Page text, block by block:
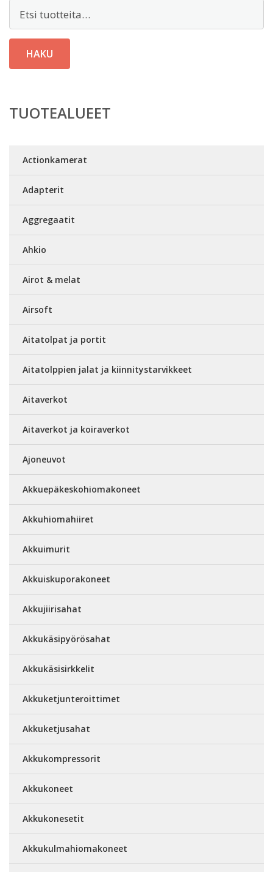
HAKU
TUOTEALUEET
Actionkamerat
Adapterit
Aggregaatit
Ahkio
Airot & melat
Airsoft
Aitatolpat ja portit
Aitatolppien jalat ja kiinnitystarvikkeet
Aitaverkot
Aitaverkot ja koiraverkot
Ajoneuvot
Akkuepäkeskohiomakoneet
Akkuhiomahiiret
Akkuimurit
Akkuiskuporakoneet
Akkujiirisahat
Akkukäsipyörösahat
Akkukäsisirkkelit
Akkuketjunteroittimet
Akkuketjusahat
Akkukompressorit
Akkukoneet
Akkukonesetit
Akkukulmahiomakoneet